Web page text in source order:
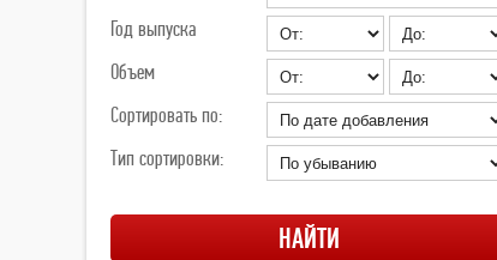
Год выпуска
Объем
Сортировать по:
Тип сортировки: